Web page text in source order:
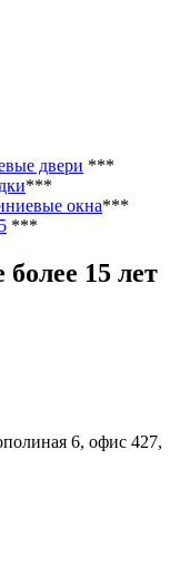
двери ***
***
окна***
***
15 лет
6, офис 427,